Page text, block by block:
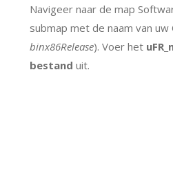
Navigeer naar de map
submap met de naam van
binx86Release). Voer het
bestand uit.